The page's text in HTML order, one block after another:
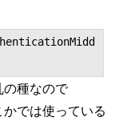
種なので
では使っている